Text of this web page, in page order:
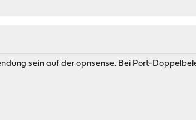
sein auf der opnsense. Bei Port-